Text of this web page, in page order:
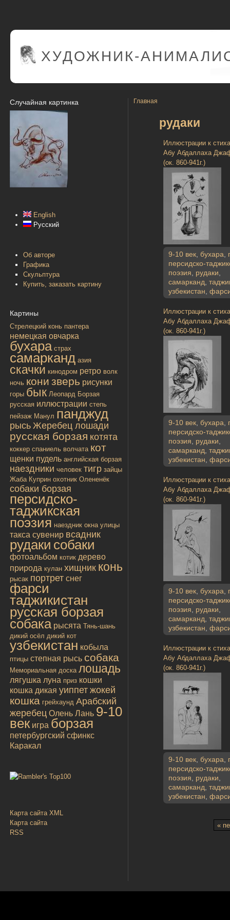
ХУДОЖНИК-
Случайная картинка
English
Русский
Об авторе
Графика
Скульптура
Купить, заказать картину
Картины
Стрелецкий конь пантера
немецкая овчарка
бухара страх
самарканд азия
скачки кинодром ретро волк
ночь кони зверь рисунки
горы бык Леопард Борзая
русская иллюстрации степь
пейзаж Манул панджуд
рысь Жеребец лошади
русская борзая котята
коккер спаниель волчата кот
щенки пудель английская борзая
наездники человек тигр зайцы
Жаба Куприн охотник Олененёк
собаки борзая
персидско-
таджикская
поэзия наездник окна улицы
такса сувенир всадник
рудаки собаки
фотоальбом котик дерево
природа кулан хищник конь
рысак портрет снег
фарси
таджикистан
русская борзая
собака рысята Тянь-шань
дикий осёл дикий кот
узбекистан кобыла
птицы степная рысь собака
Мемориальная доска лошадь
лягушка луна приз кошки
кошка дикая уиппет жокей
кошка грейхаунд Арабский
жеребец Олень Лань 9-10
век игра борзая
петербургский сфинкс
Каракал
Карта сайта XML
Карта сайта
RSS
Главная
рудаки
Иллюстрации к
Абу Абдаллаха
(ок. 860-941г.)
9-10 век бухара
персидско-
поэзия
рудаки
самарканд
узбекистан
Иллюстрации к
Абу Абдаллаха
(ок. 860-941г.)
9-10 век бухара
персидско-
поэзия
рудаки
самарканд
узбекистан
Иллюстрации к
Абу Абдаллаха
(ок. 860-941г.)
9-10 век бухара
персидско-
поэзия
рудаки
самарканд
узбекистан
Иллюстрации к
Абу Абдаллаха
(ок. 860-941г.)
9-10 век бухара
персидско-
поэзия
рудаки
самарканд
узбекистан
«